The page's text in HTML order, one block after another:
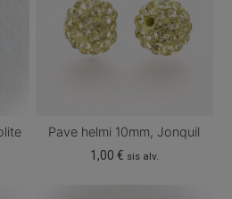
Pave helmi 10mm, Jonquil
1,00 € sis alv.